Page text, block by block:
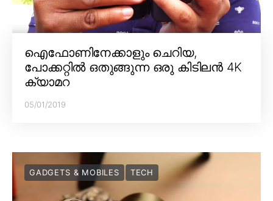
ഐഫോണിനേക്കാളും ചെറിയ,
പോക്കറ്റിൽ ഒതുങ്ങുന്ന ഒരു കിടിലൻ 4K
ക്യാമറ
05/01/2019
GADGETS & MOBILES TECH